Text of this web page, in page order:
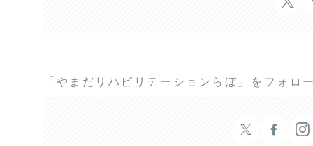
「やまだリハビリテーションらぼ」をフォロ